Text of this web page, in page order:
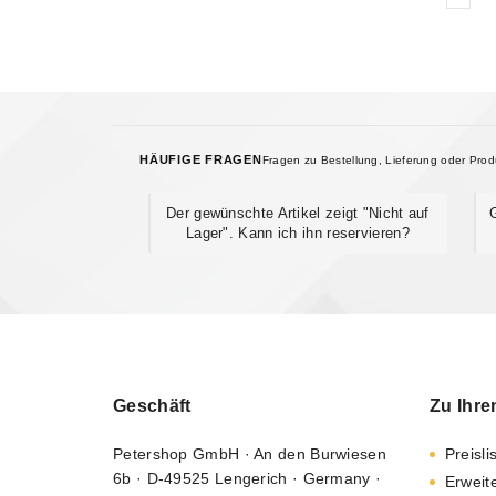
HÄUFIGE FRAGENFragen zu Bestellung, Lieferung oder
Der gewünschte Artikel zeigt "Nicht auf
Lager". Kann ich ihn reservieren?
Geschäft
Petershop GmbH · An den Burwiesen
6b · D-49525 Lengerich · Germany ·
Zu